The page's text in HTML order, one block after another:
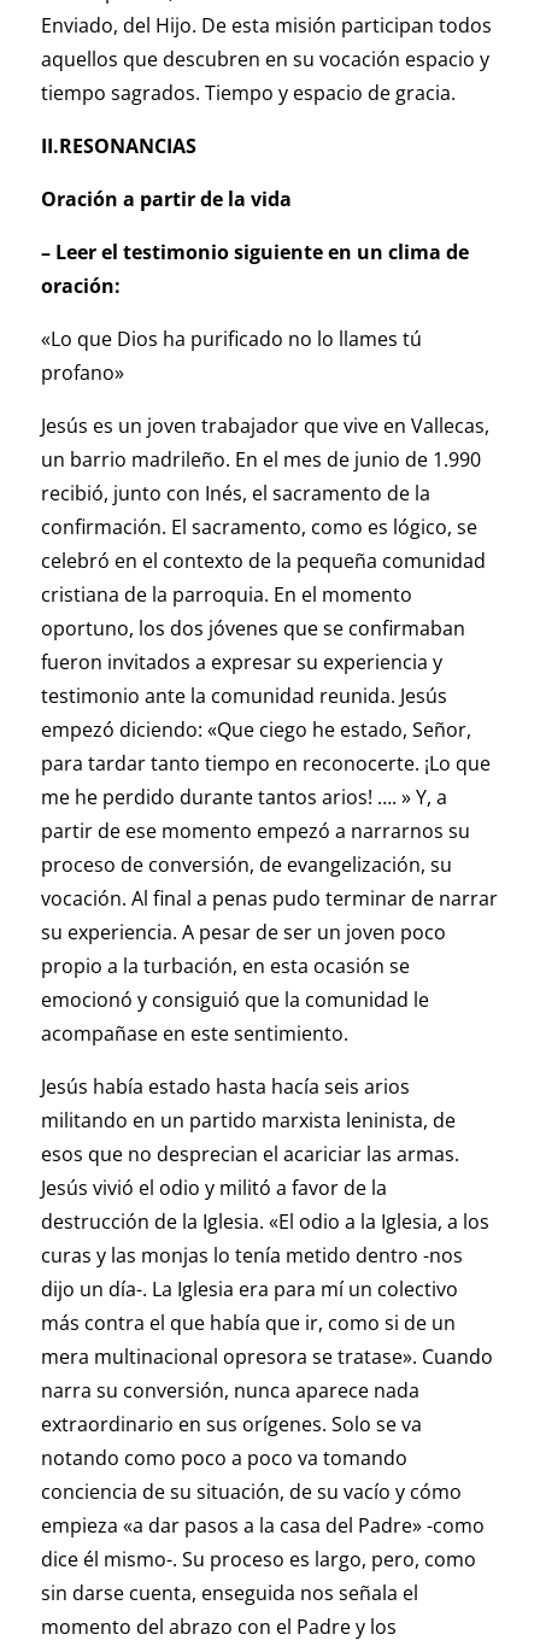
Enviado, del Hijo. De esta misión participan todos
aquellos que descubren en su vocación espacio y
tiempo sagrados. Tiempo y espacio de gracia.
II.RESONANCIAS
Oración a partir de la vida
– Leer el testimonio siguiente en un clima de
oración:
«Lo que Dios ha purificado no lo llames tú
profano»
Jesús es un joven trabajador que vive en Vallecas,
un barrio madrileño. En el mes de junio de 1.990
recibió, junto con Inés, el sacramento de la
confirmación. El sacramento, como es lógico, se
celebró en el contexto de la pequeña comunidad
cristiana de la parroquia. En el momento
oportuno, los dos jóvenes que se confirmaban
fueron invitados a expresar su experiencia y
testimonio ante la comunidad reunida. Jesús
empezó diciendo: «Que ciego he estado, Señor,
para tardar tanto tiempo en reconocerte. ¡Lo que
me he perdido durante tantos arios! …. » Y, a
partir de ese momento empezó a narrarnos su
proceso de conversión, de evangelización, su
vocación. Al final a penas pudo terminar de narrar
su experiencia. A pesar de ser un joven poco
propio a la turbación, en esta ocasión se
emocionó y consiguió que la comunidad le
acompañase en este sentimiento.
Jesús había estado hasta hacía seis arios
militando en un partido marxista leninista, de
esos que no desprecian el acariciar las armas.
Jesús vivió el odio y militó a favor de la
destrucción de la Iglesia. «El odio a la Iglesia, a los
curas y las monjas lo tenía metido dentro -nos
dijo un día-. La Iglesia era para mí un colectivo
más contra el que había que ir, como si de un
mera multinacional opresora se tratase». Cuando
narra su conversión, nunca aparece nada
extraordinario en sus orígenes. Solo se va
notando como poco a poco va tomando
conciencia de su situación, de su vacío y cómo
empieza «a dar pasos a la casa del Padre» -como
dice él mismo-. Su proceso es largo, pero, como
sin darse cuenta, enseguida nos señala el
momento del abrazo con el Padre y los